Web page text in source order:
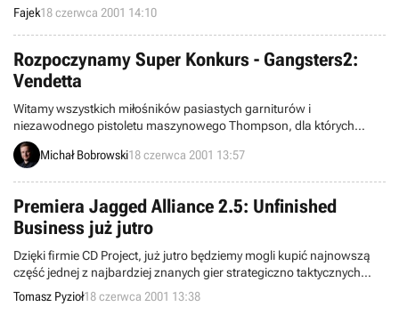
Fajek18 czerwca 2001 14:10
Rozpoczynamy Super Konkurs - Gangsters2:
Vendetta
Witamy wszystkich miłośników pasiastych garniturów i
niezawodnego pistoletu maszynowego Thompson, dla których
mamy prawdziwą „propozycje niedoodrzucenia”!. Jeżeli pragniesz
posmakować gangsterskiego życia koniecznie weź udział w naszym
aż 20 egzemplarzy znakomitej gry Gangsters 2: Vendetta!
Zapraszamy.
Michał Bobrowski18 czerwca 2001 13:57
Premiera Jagged Alliance 2.5: Unfinished
Business już jutro
Dzięki firmie CD Project, już jutro będziemy mogli kupić najnowszą
część jednej z najbardziej znanych gier strategiczno taktycznych
Jagged Alliance 2.5: Unfinished Business. Jest to co prawda tylko
samodzielny dodatek, oparty na znakomitym engine Jagged Aliance
Tomasz Pyzioł18 czerwca 2001 13:38